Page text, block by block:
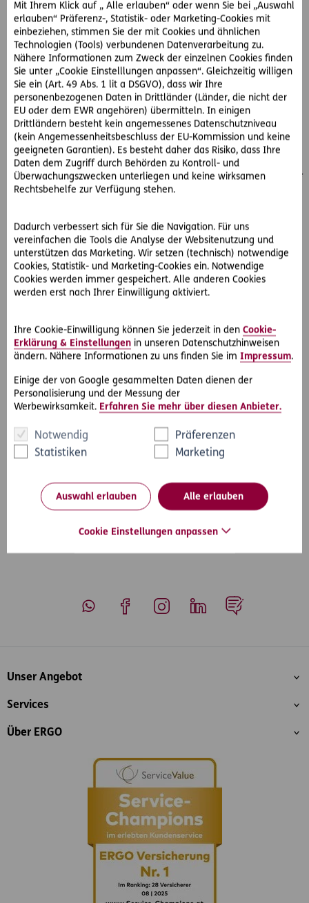
Mit Ihrem Klick auf „ Alle erlauben“ oder wenn Sie bei „Auswahl
erlauben“ Präferenz-, Statistik- oder Marketing-Cookies mit
einbeziehen, stimmen Sie der mit Cookies und ähnlichen
Technologien (Tools) verbundenen Datenverarbeitung zu.
Nähere Informationen zum Zweck der einzelnen Cookies finden
Sie unter „Cookie Einstelllungen anpassen“. Gleichzeitig willigen
Sie ein (Art. 49 Abs. 1 lit a DSGVO), dass wir Ihre
personenbezogenen Daten in Drittländer (Länder, die nicht der
EU oder dem EWR angehören) übermitteln. In einigen
Drittländern besteht kein angemessenes Datenschutzniveau
(kein Angemessenheitsbeschluss der EU-Kommission und keine
geeigneten Garantien). Es besteht daher das Risiko, dass Ihre
Daten dem Zugriff durch Behörden zu Kontroll- und
Überwachungszwecken unterliegen und keine wirksamen
Rechtsbehelfe zur Verfügung stehen.
Dadurch verbessert sich für Sie die Navigation. Für uns
vereinfachen die Tools die Analyse der Websitenutzung und
unterstützen das Marketing. Wir setzen (technisch) notwendige
Cookies, Statistik- und Marketing-Cookies ein. Notwendige
Cookies werden immer gespeichert. Alle anderen Cookies
werden erst nach Ihrer Einwilligung aktiviert.
Ihre Cookie-Einwilligung können Sie jederzeit in den Cookie-
Erklärung & Einstellungen in unseren Datenschutzhinweisen
ändern. Nähere Informationen zu uns finden Sie im Impressum.
Einige der von Google gesammelten Daten dienen der
Personalisierung und der Messung der
Werbewirksamkeit. Erfahren Sie mehr über diesen Anbieter.
Notwendig
Präferenzen
Statistiken
Marketing
Auswahl erlauben Alle erlauben
Cookie Einstellungen anpassen
Die Einsicht geschieht im ausschließlichen Interesse des
Verstorbenen und seiner Erben.
Die Information über die Geschäftsfähigkeit wird im
Zivilprozess zur Durchsetzung des letzten Willens des
Verstorbenen benötigt.
Zu Recht?
Der Fall kommt zum Obersten Gerichtshof.
So hat der OGH entschieden:
Einem Erben ist - soweit es die Vermögens- und
Einkommensangelegenheiten betrifft, immer das Recht auf
Akteneinsicht in einen Sachwalterschaftsakt des
Es ist darüber hinaus aber auch – wie in diesem Fall – die
Akteneinsicht in jene Teile des Aktes zu bewilligen, die den
höchstpersönlichen Bereich (nämlich die
Geschäftsfähigkeit) des Betroffenen berühren. Es soll somit
der wahre Wille des Erblassers zutage gefördert werden
Verschenkt oder verschleudert eine geschäftsunfähige
Person große Teile ihres Vermögens zu Lebzeiten, kann dies
reduziert wird, was den letzten Willen stark relativiert.
Die Erben können somit in den Sachwalterakt des
Verstorbenen umfassend Einsicht nehmen.
#Rechtsprechung #Erben & Schenken
Inhaltsübersicht
Unser Angebot
Services
Über ERGO